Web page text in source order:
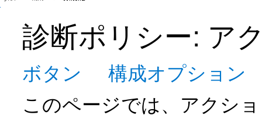
診断ポリシー: ア
ボタン
構成オプション
このページでは、アクシ